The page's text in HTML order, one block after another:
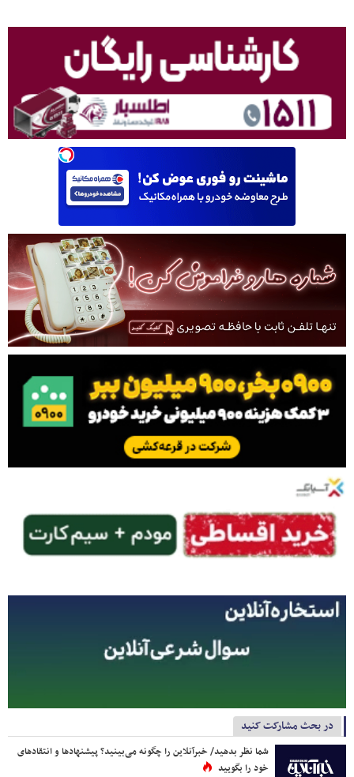
در بحث مشارکت کنید
شما نظر بدهید/ خبرآنلاین را چگونه می‌بینید؟ پیشنهادها و انتقادهای
خود را بگویید